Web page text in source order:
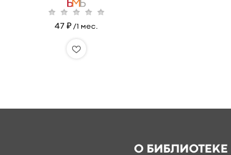
47 ₽ /1 мес.
О БИБЛИОТЕКЕ